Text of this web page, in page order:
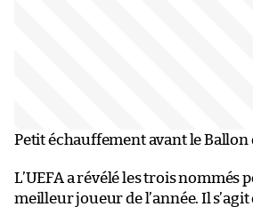
Petit échauffement avant le Ballon
L’UEFA a révélé les trois nommés
meilleur joueur de l’année. Il